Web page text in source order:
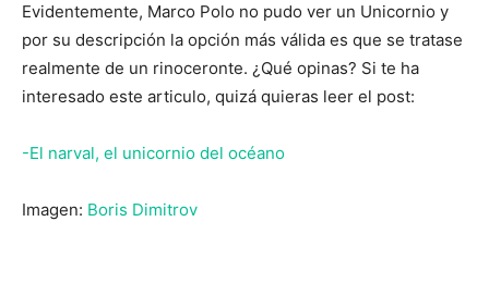
Evidentemente, Marco Polo no pudo ver un Unicornio y
por su descripción la opción más válida es que se tratase
realmente de un rinoceronte. ¿Qué opinas? Si te ha
interesado este articulo, quizá quieras leer el post:
-El narval, el unicornio del océano
Imagen: Boris Dimitrov